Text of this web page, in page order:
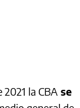
la CBA se